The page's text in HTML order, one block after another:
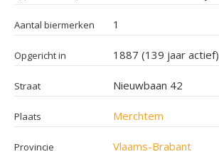
Aantal biermerken 1
Opgericht in 1887 (139 jaar actief)
Straat Nieuwbaan 42
Plaats Merchtem
Provincie Vlaams-Brabant